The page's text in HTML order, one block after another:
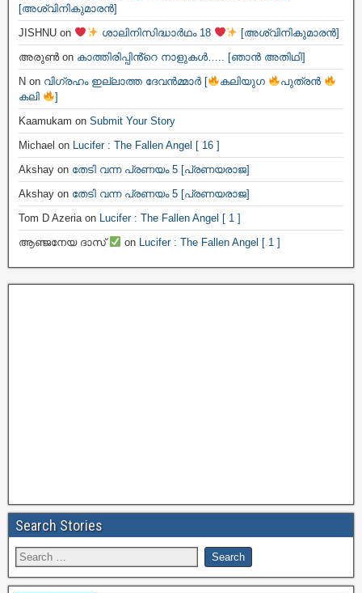
[അശ്വിനികുമാരൻ]
JISHNU on ശാലിനിസിദ്ധാർഥം 18
[അശ്വിനികുമാരൻ]
അരുൺon കാത്തിരിപ്പിൻ്റെ നാളുകൾ….. [ഞാൻ അതിഥി]
N on വിഗ്രഹം ഇല്ലാത്ത ദേവൻമ്മാർ [ കലിയുഗ
പുത്രൻ
കലി
]
Kaamukam on Submit Your Story
Michael on Lucifer : The Fallen Angel [ 16 ]
Akshay on തേടി വന്ന പ്രണയം 5 [പ്രണയരാജ]
Akshay on തേടി വന്ന പ്രണയം 5 [പ്രണയരാജ]
Tom D Azeriaon Lucifer : The Fallen Angel [ 1 ]
ആഞ്ജനേയ ദാസ്
on Lucifer : The Fallen Angel [ 1 ]
Search Stories